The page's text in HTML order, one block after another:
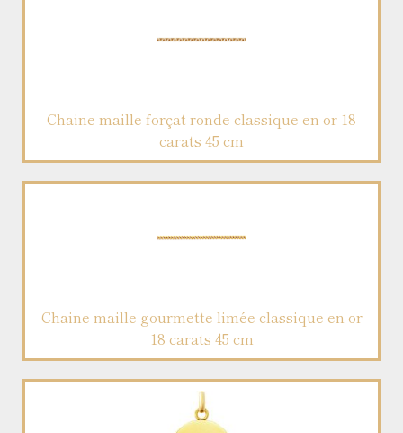
Chaine maille forçat ronde classique en or 18
carats 45 cm
Chaine maille gourmette limée classique en or
18 carats 45 cm